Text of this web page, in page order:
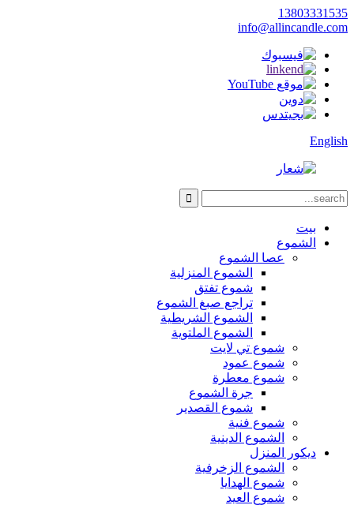
13803331535
info@allincandle.com
English
بيت
الشموع
عصا الشموع
الشموع المنزلية
شموع تفتق
تراجع صبغ الشموع
الشموع الشريطية
الشموع الملتوية
شموع تي لايت
شموع عمود
شموع معطرة
جرة الشموع
شموع القصدير
شموع فنية
الشموع الدينية
ديكور المنزل
الشموع الزخرفية
شموع الهدايا
شموع العيد